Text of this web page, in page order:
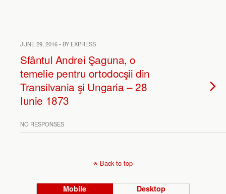
JUNE 29, 2016 • BY EXPRESS
Sfântul Andrei Şaguna, o
temelie pentru ortodocşii din
Transilvania şi Ungaria – 28
Iunie 1873
NO RESPONSES
Back to top
Mobile Desktop